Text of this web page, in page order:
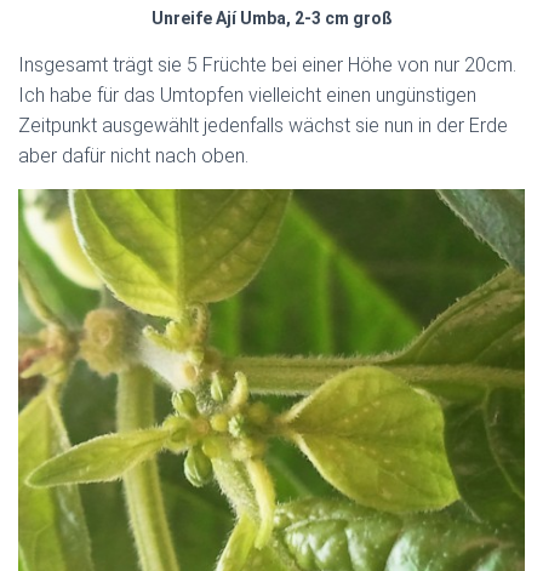
Unreife Ají Umba, 2-3 cm groß
Insgesamt trägt sie 5 Früchte bei einer Höhe von nur 20cm.
Ich habe für das Umtopfen vielleicht einen ungünstigen
Zeitpunkt ausgewählt jedenfalls wächst sie nun in der Erde
aber dafür nicht nach oben.